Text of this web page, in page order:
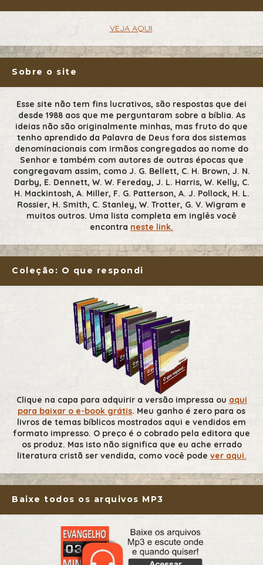
VEJA AQUI.
Sobre o site
Esse site não tem fins lucrativos, são respostas que dei
desde 1988 aos que me perguntaram sobre a bíblia. As
ideias não são originalmente minhas, mas fruto do que
tenho aprendido da Palavra de Deus fora dos sistemas
denominacionais com irmãos congregados ao nome do
Senhor e também com autores de outras épocas que
congregavam assim, como J. G. Bellett, C. H. Brown, J. N.
Darby, E. Dennett, W. W. Fereday, J. L. Harris, W. Kelly, C.
H. Mackintosh, A. Miller, F. G. Patterson, A. J. Pollock, H. L.
Rossier, H. Smith, C. Stanley, W. Trotter, G. V. Wigram e
muitos outros. Uma lista completa em inglês você
encontra neste link.
Coleção: O que respondi
Clique na capa para adquirir a versão impressa ou aqui
para baixar o e-book grátis. Meu ganho é zero para os
livros de temas bíblicos mostrados aqui e vendidos em
formato impresso. O preço é o cobrado pela editora que
os produz. Mas isto não significa que eu ache errado
literatura cristã ser vendida, como você pode ver aqui.
Baixe todos os arquivos MP3